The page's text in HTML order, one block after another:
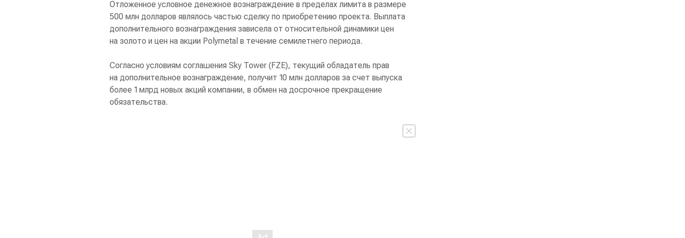
Отложенное условное денежное вознаграждение в пределах лимита в размере
500 млн долларов являлось частью сделку по приобретению проекта. Выплата
дополнительного вознаграждения зависела от относительной динамики цен
на золото и цен на акции Polymetal в течение семилетнего периода.
Согласно условиям соглашения Sky Tower (FZE), текущий обладатель прав
на дополнительное вознаграждение, получит 10 млн долларов за счет выпуска
более 1 млрд новых акций компании, в обмен на досрочное прекращение
обязательства.